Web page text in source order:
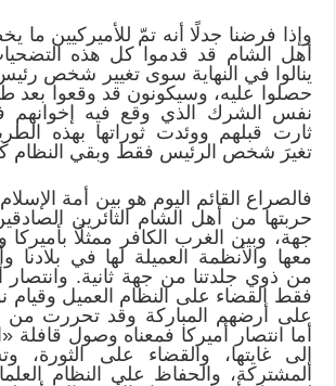
وإذا فرضنا جدلًا أنه تمّ للأميركيين
أهل الشام قد قدموا كل هذه
ينالوا في النهاية سوى تغيير شخص
حصلوا عليه، وسيكونون قد وقعوا بعد
نفس الشرك الذي وقع فيه إخوانهم
ثارت قبلهم ووئدت ثوراتها بهذه
تغيرَ شخص الرئيس فقط وبقي النظام
فالصراع القائم اليوم هو بين أمة
حربتها من أهل الشام الثائرين
جهة، وبين الغرب الكافر ممثلًا بأميركا
معها والأنظمة العميلة لها في بلادنا
من ذوي جلدتنا من جهة ثانية.
فقط القضاء على النظام العميل وقيام
على أرضهم المباركة وقد تحررت من
أما انتصار أميركا فمعناه وصول
إلى غايتها، والقضاء على الثورة،
المشتركة، والحفاظ على النظام